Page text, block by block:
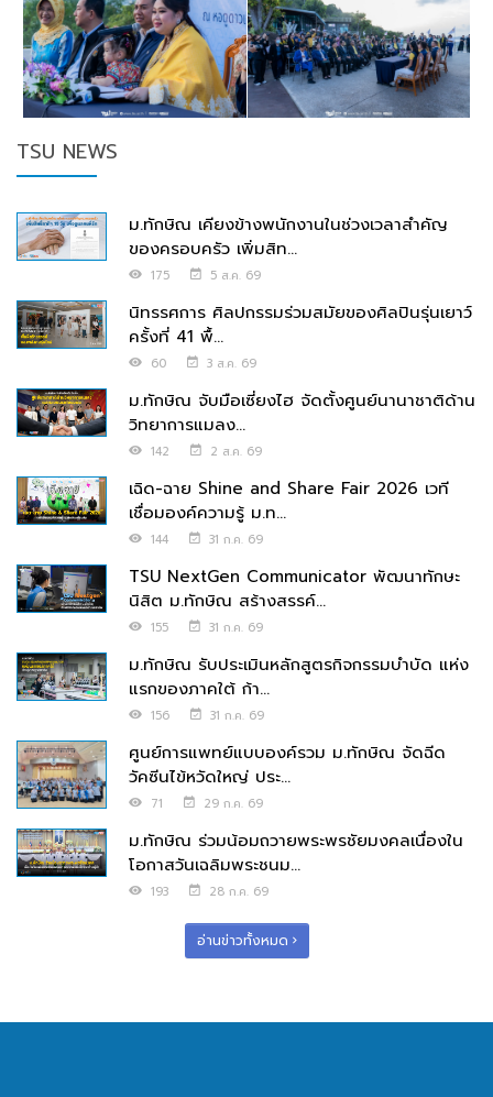
TSU NEWS
ม.ทักษิณ เคียงข้างพนักงานในช่วงเวลาสำคัญ
ของครอบครัว เพิ่มสิท...
175 5 ส.ค. 69
นิทรรศการ ศิลปกรรมร่วมสมัยของศิลปินรุ่นเยาว์
ครั้งที่ 41 พื้...
60 3 ส.ค. 69
ม.ทักษิณ จับมือเซี่ยงไฮ จัดตั้งศูนย์นานาชาติด้าน
วิทยาการแมลง...
142 2 ส.ค. 69
เฉิด-ฉาย Shine and Share Fair 2026 เวที
เชื่อมองค์ความรู้ ม.ท...
144 31 ก.ค. 69
TSU NextGen Communicator พัฒนาทักษะ
นิสิต ม.ทักษิณ สร้างสรรค์...
155 31 ก.ค. 69
ม.ทักษิณ รับประเมินหลักสูตรกิจกรรมบำบัด แห่ง
แรกของภาคใต้ ก้า...
156 31 ก.ค. 69
ศูนย์การแพทย์แบบองค์รวม ม.ทักษิณ จัดฉีด
วัคซีนไข้หวัดใหญ่ ประ...
71 29 ก.ค. 69
ม.ทักษิณ ร่วมน้อมถวายพระพรชัยมงคลเนื่องใน
โอกาสวันเฉลิมพระชนม...
193 28 ก.ค. 69
อ่านข่าวทั้งหมด